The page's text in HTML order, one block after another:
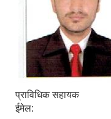
प्राविधिक सहायक
ईमेल: